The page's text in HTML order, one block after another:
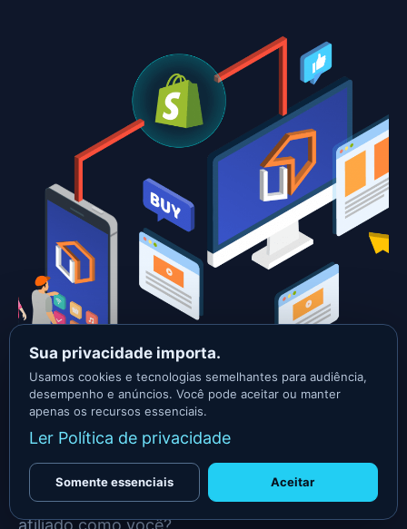
Você já parou para pensar que as pessoas
podem comprar produtos diretamente do
produtor, empresa, e-commerce?
Então, porque as pessoas comprariam de um
afiliado como você?
Sua privacidade importa.
Usamos cookies e tecnologias semelhantes para audiência,
desempenho e anúncios. Você pode aceitar ou manter
apenas os recursos essenciais.
Ler Política de privacidade
Somente essenciais Aceitar